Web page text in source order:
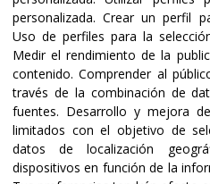
personalizada.Crear un perfil
Uso de perfiles para la
Medir el rendimiento de la
contenido.Comprender al
través de la combinación de
fuentes. Desarrollo y mejora
limitados con el objetivo de
datos de localización
dispositivos en función de la